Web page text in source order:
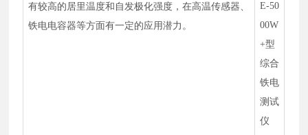
有较高的居里温度和自发极化强度，在高温传感器、
铁电电容器等方面有一定的应用潜力。